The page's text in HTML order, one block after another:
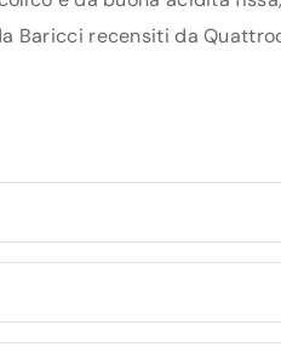
Baricci recensiti da